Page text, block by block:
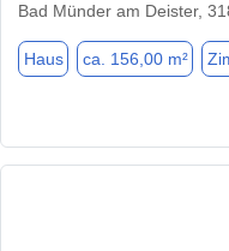
Bad Münder am Deister,
Haus ca. 156,00 m²